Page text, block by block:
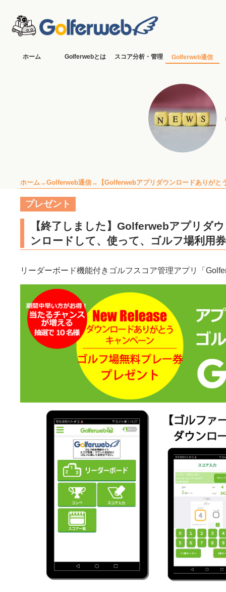
ホーム Golferwebとは スコア分析・管理 Golferweb通信
ホーム Golferweb通信 【Golferwebアプリダウンロードありが
プレゼント
【終了しました】Golferwebアプリ
ンロードして、使って、ゴルフ場利用
リーダーボード機能付きゴルフスコア管理アプリ「